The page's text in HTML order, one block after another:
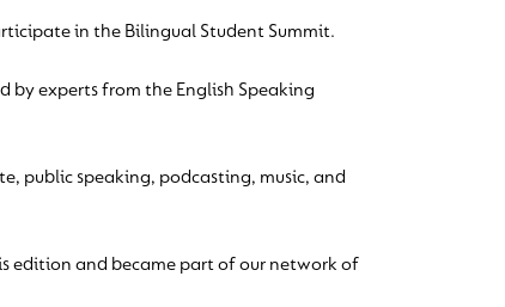
in the Bilingual Student Summit.
by experts from the English Speaking
public speaking, podcasting, music, and
edition and became part of our network of